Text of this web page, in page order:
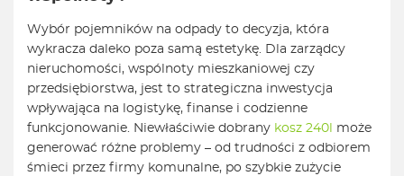
Wybór pojemników na odpady to decyzja, która
wykracza daleko poza samą estetykę. Dla zarządcy
nieruchomości, wspólnoty mieszkaniowej czy
przedsiębiorstwa, jest to strategiczna inwestycja
wpływająca na logistykę, finanse i codzienne
funkcjonowanie. Niewłaściwie dobrany kosz 240l
może
generować różne problemy – od trudności z odbiorem
śmieci przez firmy komunalne, po szybkie zużycie